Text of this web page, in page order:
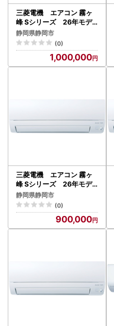
三菱電機 エアコン 霧ヶ
峰 Sシリーズ 26年モデ
ル MSZ-S5626S-W （1
8畳用/200V/ピュアホワ
イト） 【標準設置工事付
】【配送不可：沖縄・離島
】
静岡県静岡市
(0)
1,000,000
三菱電機 エアコン 霧ヶ
峰 Sシリーズ 26年モデ
ル MSZ-S3626-W （12
畳用/100V/ピュアホワイ
ト） 【標準設置工事付】
【配送不可：沖縄・離島】
静岡県静岡市
(0)
900,000